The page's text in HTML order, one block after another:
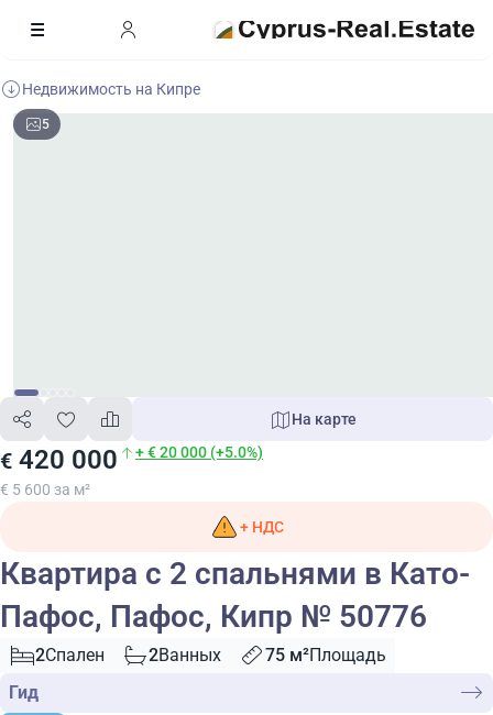
Недвижимость на Кипре
5
€ 420 000 + € 20 000 (+5.0%)
€ 5 600 за м²
На карте
+ НДС
Квартира с 2 спальнями в Като-
Пафос, Пафос, Кипр № 50776
2Спален 2Ванных 75 м²Площадь
Гид